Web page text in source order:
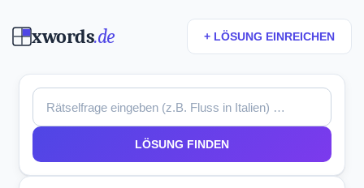
xwords.de + LÖSUNG EINREICHEN
LÖSUNG FINDEN